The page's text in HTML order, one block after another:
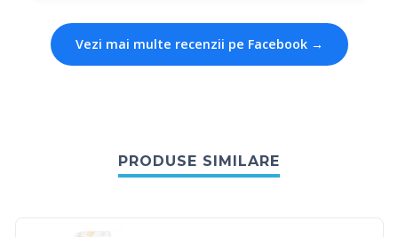
Vezi mai multe recenzii pe Facebook →
PRODUSE SIMILARE